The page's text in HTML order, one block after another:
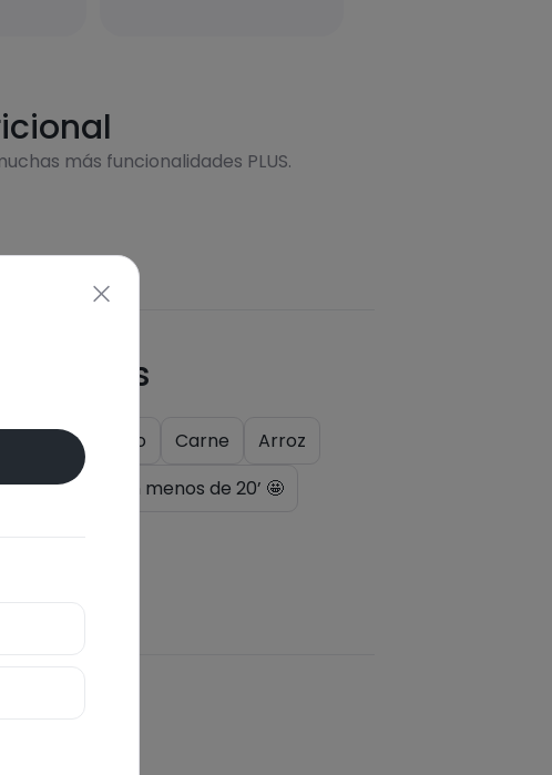
más funcionalidades PLUS.
Etiquetas
Rápido Carne
Arroz
Verduras
En menos de 20’ 🤩